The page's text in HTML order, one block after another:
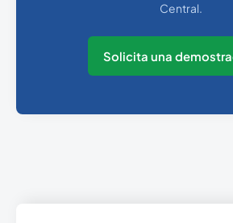
Central.
Solicita una